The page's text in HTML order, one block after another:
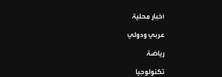
أخبار محلية
عربي ودولي
رياضة
تكنولوجيا